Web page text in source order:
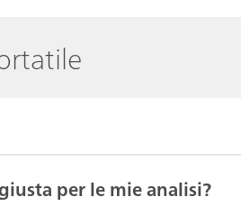
per le mie analisi?